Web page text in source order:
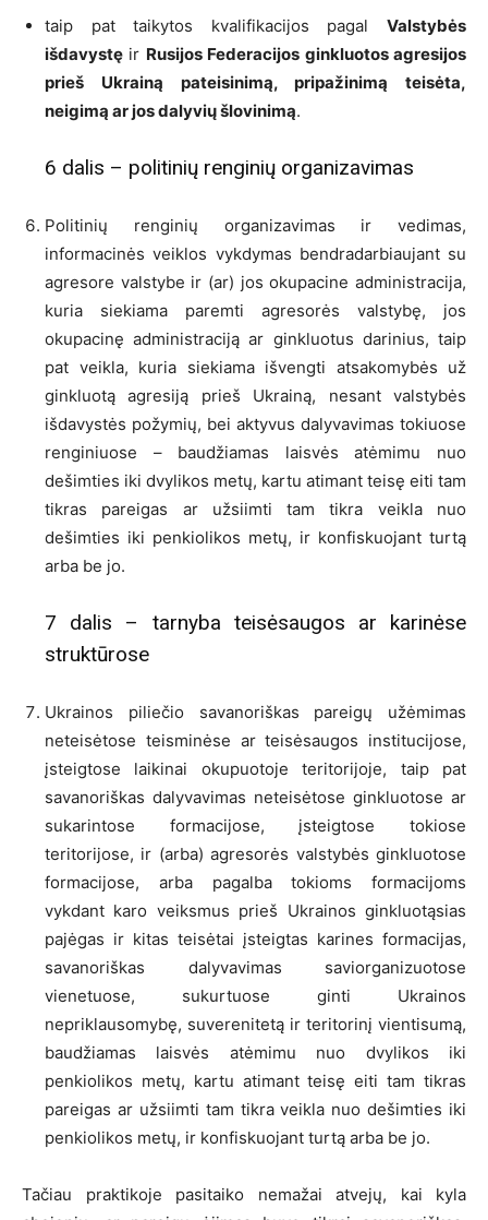
taip pat taikytos kvalifikacijos pagal Valstybės
išdavystę ir Rusijos Federacijos ginkluotos agresijos
prieš Ukrainą pateisinimą, pripažinimą teisėta,
neigimą ar jos dalyvių šlovinimą.
6 dalis – politinių renginių organizavimas
Politinių renginių organizavimas ir vedimas,
informacinės veiklos vykdymas bendradarbiaujant su
agresore valstybe ir (ar) jos okupacine administracija,
kuria siekiama paremti agresorės valstybę, jos
okupacinę administraciją ar ginkluotus darinius, taip
pat veikla, kuria siekiama išvengti atsakomybės už
ginkluotą agresiją prieš Ukrainą, nesant valstybės
išdavystės požymių, bei aktyvus dalyvavimas tokiuose
renginiuose – baudžiamas laisvės atėmimu nuo
dešimties iki dvylikos metų, kartu atimant teisę eiti tam
tikras pareigas ar užsiimti tam tikra veikla nuo
dešimties iki penkiolikos metų, ir konfiskuojant turtą
arba be jo.
7 dalis – tarnyba teisėsaugos ar karinėse
struktūrose
Ukrainos piliečio savanoriškas pareigų užėmimas
neteisėtose teisminėse ar teisėsaugos institucijose,
įsteigtose laikinai okupuotoje teritorijoje, taip pat
savanoriškas dalyvavimas neteisėtose ginkluotose ar
sukarintose formacijose, įsteigtose tokiose
teritorijose, ir (arba) agresorės valstybės ginkluotose
formacijose, arba pagalba tokioms formacijoms
vykdant karo veiksmus prieš Ukrainos ginkluotąsias
pajėgas ir kitas teisėtai įsteigtas karines formacijas,
savanoriškas dalyvavimas saviorganizuotose
vienetuose, sukurtuose ginti Ukrainos
nepriklausomybę, suverenitetą ir teritorinį vientisumą,
baudžiamas laisvės atėmimu nuo dvylikos iki
penkiolikos metų, kartu atimant teisę eiti tam tikras
pareigas ar užsiimti tam tikra veikla nuo dešimties iki
penkiolikos metų, ir konfiskuojant turtą arba be jo.
Tačiau praktikoje pasitaiko nemažai atvejų, kai kyla